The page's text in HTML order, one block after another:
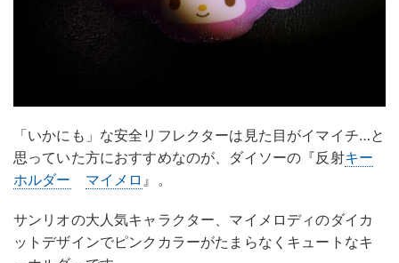
「いかにも」な安全リフレクターは見た目がイマイチ…と
思っていた方におすすめなのが、ダイソーの『反射キー
ホルダー
マイメロ 』。
サンリオの大人気キャラクター、マイメロディのダイカ
ットデザインでピンクカラーがたまらなくキュートなキ